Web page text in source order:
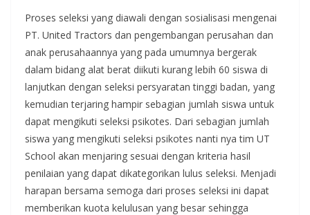
Proses seleksi yang diawali dengan sosialisasi mengenai
PT. United Tractors dan pengembangan perusahan dan
anak perusahaannya yang pada umumnya bergerak
dalam bidang alat berat diikuti kurang lebih 60 siswa di
lanjutkan dengan seleksi persyaratan tinggi badan, yang
kemudian terjaring hampir sebagian jumlah siswa untuk
dapat mengikuti seleksi psikotes. Dari sebagian jumlah
siswa yang mengikuti seleksi psikotes nanti nya tim UT
School akan menjaring sesuai dengan kriteria hasil
penilaian yang dapat dikategorikan lulus seleksi. Menjadi
harapan bersama semoga dari proses seleksi ini dapat
memberikan kuota kelulusan yang besar sehingga